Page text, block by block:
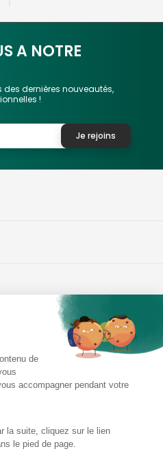
A NOTRE
dernières nouveautés,
!
Je rejoins
de
accompagner pendant votre
la suite, cliquez sur le lien
le pied de page.